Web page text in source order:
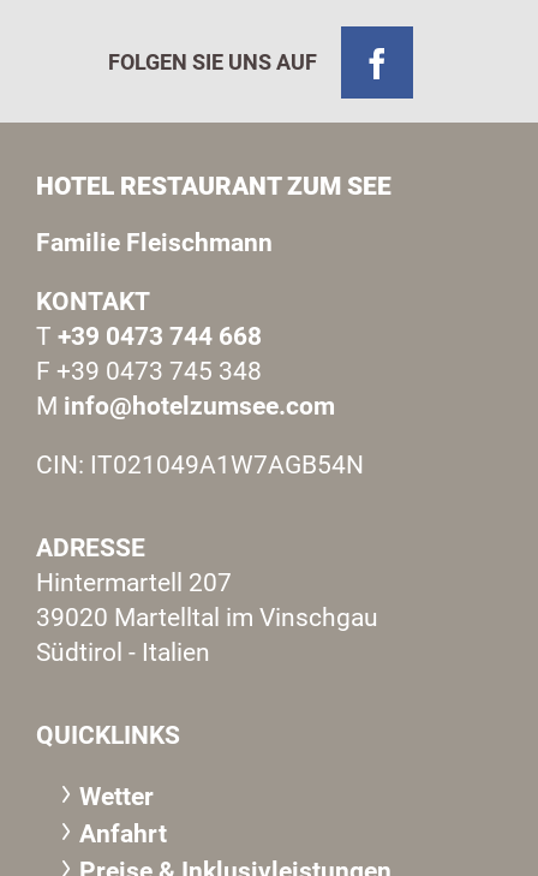
FOLGEN SIE UNS AUF
HOTEL RESTAURANT ZUM SEE
Familie Fleischmann
KONTAKT
T +39 0473 744 668
F +39 0473 745 348
M info@hotelzumsee.com
CIN: IT021049A1W7AGB54N
ADRESSE
Hintermartell 207
39020 Martelltal im Vinschgau
Südtirol - Italien
QUICKLINKS
Wetter
Anfahrt